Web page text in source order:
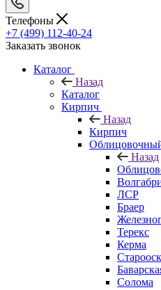
Телефоны
+7 (499) 112-40-24
Заказать звонок
Каталог
Назад
Каталог
Кирпич
Назад
Кирпич
Назад
ЛСР
Браер
Терекс
Керма
Солома